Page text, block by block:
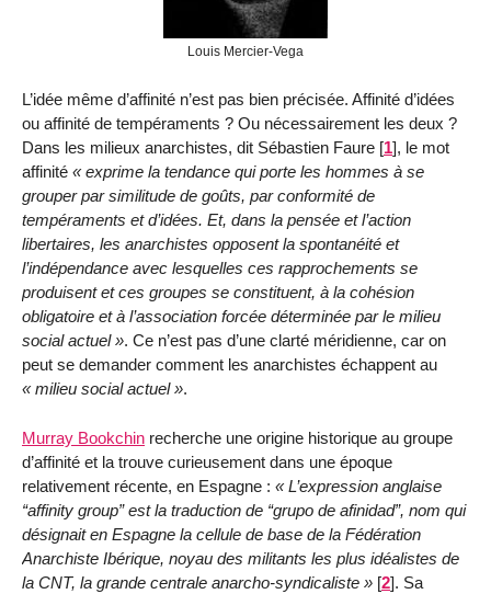
Louis Mercier-Vega
L’idée même d’affinité n’est pas bien précisée. Affinité d’idées
ou affinité de tempéraments ? Ou nécessairement les deux ?
Dans les milieux anarchistes, dit Sébastien Faure [1], le mot
affinité
exprime la tendance qui porte les hommes à se
grouper par similitude de goûts, par conformité de
tempéraments et d’idées. Et, dans la pensée et l’action
libertaires, les anarchistes opposent la spontanéité et
l’indépendance avec lesquelles ces rapprochements se
produisent et ces groupes se constituent, à la cohésion
obligatoire et à l’association forcée déterminée par le milieu
social actuel
. Ce n’est pas d’une clarté méridienne, car on
peut se demander comment les anarchistes échappent au
milieu social actuel
.
Murray Bookchin recherche une origine historique au groupe
d’affinité et la trouve curieusement dans une époque
relativement récente, en Espagne :
L’expression anglaise
affinity group est la traduction de grupo de afinidad , nom qui
désignait en Espagne la cellule de base de la Fédération
Anarchiste Ibérique, noyau des militants les plus idéalistes de
la CNT, la grande centrale anarcho-syndicaliste
[2]. Sa